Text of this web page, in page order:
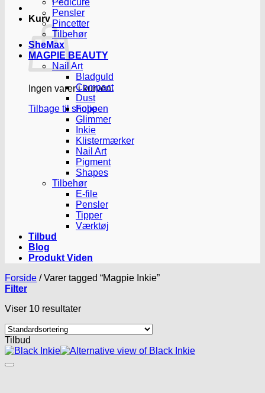
Kurv
Ingen varer i kurven.
Tilbage til shoppen
Pedicure
Pensler
Pincetter
Tilbehør
SheMax
MAGPIE BEAUTY
Nail Art
Bladguld
Compact
Dust
Folie
Glimmer
Inkie
Klistermærker
Nail Art
Pigment
Shapes
Tilbehør
E-file
Pensler
Tipper
Værktøj
Tilbud
Blog
Produkt Viden
Forside /Varer tagged “Magpie Inkie”
Filter
Viser 10 resultater
Tilbud